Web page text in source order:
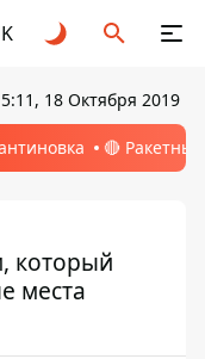
18 Октября 2019
🔴
который
места